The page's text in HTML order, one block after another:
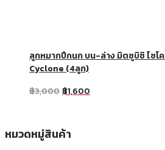
ลูกหมากปีกนก บน-ล่าง มิตซูบิชิ ไซโ
Cyclone (4ลูก)
฿3,000฿1,600
หมวดหมู่สินค้า